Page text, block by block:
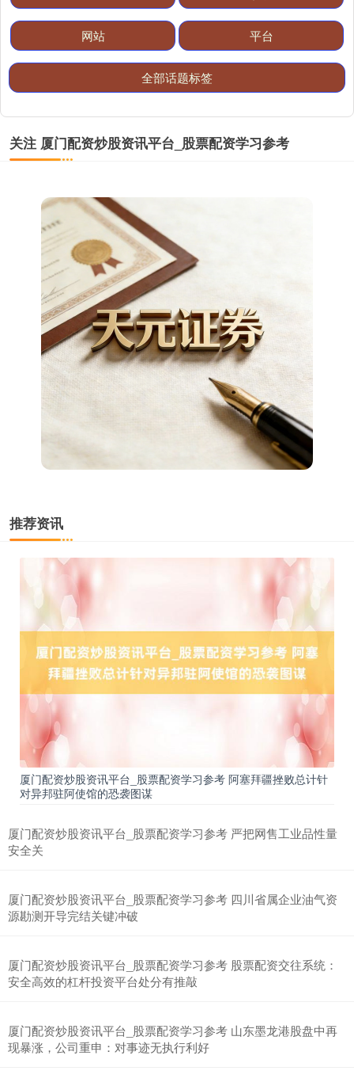
期指IC0 7811.60 +98.20 +1.27%
上证综指 3919.51 +19.16
沪深300 4689.96 +38.65 +0.83%
北证50 1129.72 +6.84 +0.61%
网站 平台
全部话题标签
关注 厦门配资炒股资讯平台_股票配资学习参考
推荐资讯
厦门配资炒股资讯平台_股票配资学习参考 阿塞拜疆挫败总计针
对异邦驻阿使馆的恐袭图谋
厦门配资炒股资讯平台_股票配资学习参考 严把网售工业品性量
安全关
厦门配资炒股资讯平台_股票配资学习参考 四川省属企业油气资
源勘测开导完结关键冲破
厦门配资炒股资讯平台_股票配资学习参考 股票配资交往系统：
安全高效的杠杆投资平台处分有推敲
厦门配资炒股资讯平台_股票配资学习参考 山东墨龙港股盘中再
现暴涨，公司重申：对事迹无执行利好